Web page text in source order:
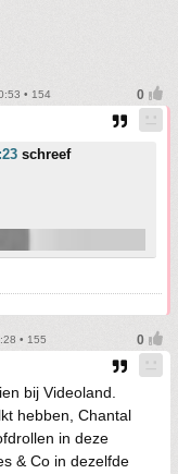
• 154
schreef
• 155
bij Videoland.
hebben, Chantal
in deze
& Co in dezelfde